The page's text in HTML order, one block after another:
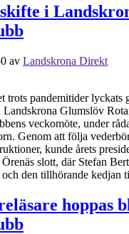
i
av Landskrona Direkt
trots pandemitider lyckats
Landskrona Glumslöv
veckomöte, under
Genom att följa
kunde årets
slott, där Stefan
och den tillhörande
hoppas